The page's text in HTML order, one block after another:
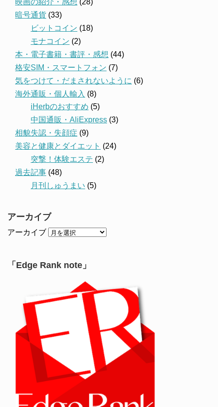
映画の紹介・感想 (28)
暗号通貨 (33)
ビットコイン (18)
モナコイン (2)
本・電子書籍・書評・感想 (44)
格安SIM・スマートフォン (7)
気をつけて・だまされないように (6)
海外通販・個人輸入 (8)
iHerbのおすすめ (5)
中国通販・AliExpress (3)
相貌失認・失顔症 (9)
美容と健康とダイエット (24)
突撃！体験エステ (2)
過去記事 (48)
月刊しゅうまい (5)
アーカイブ
アーカイブ
「Edge Rank note」